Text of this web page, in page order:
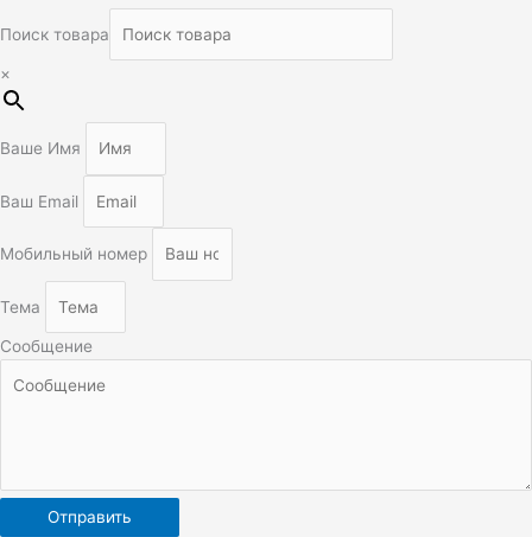
Поиск товара
×
Ваше Имя
Ваш Email
Мобильный номер
Тема
Сообщение
Отправить